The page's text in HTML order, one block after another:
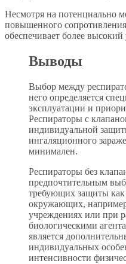
Несмотря на потенциально
повышенного
обеспечивает более
Выводы
Выбор между
него определяется
эксплуатации и
Респираторы с
индивидуальной
ингаляционного
минимален.
Респираторы без
предпочтительным
требующих защиты как
окружающих,
учреждениях или при
биологическими
является
индивидуальных
интенсивности